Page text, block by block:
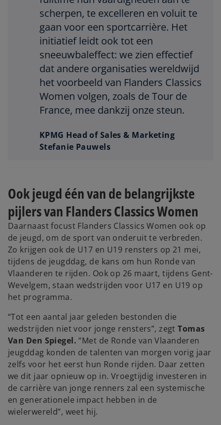
scherpen, te excelleren en voluit te
gaan voor een sportcarrière. Het
initiatief leidt ook tot een
sneeuwbaleffect: we zien effectief
dat andere organisaties wereldwijd
het voorbeeld van Flanders Classics
Women volgen, zoals de Tour de
France, mee dankzij onze steun.
KPMG Head of Sales & Marketing
Stefanie Pauwels
Ook jeugd één van de belangrijkste
pijlers van Flanders Classics Women
Daarnaast focust Flanders Classics Women ook op
de jeugd, om de sport van onderuit te verbreden.
Zo krijgen ook de U17 en U19 rensters op 21 mei,
tijdens de jeugddag, de kans om hun Ronde van
Vlaanderen te rijden. Ook op 26 maart, tijdens Gent-
Wevelgem, staan wedstrijden voor U17 en U19 op
het programma.
“Tot een aantal jaar geleden bestonden die
wedstrijden niet voor jonge rensters”, zegtTomas
Van Den Spiegel. “Met de Ronde van Vlaanderen
jeugddag konden de talenten van morgen vorig jaar
zelfs voor het eerst hun Ronde rijden. Daar zetten
we dit jaar opnieuw op in. Vroegtijdig investeren in
de carrière van jonge renners zal een systemische
en generationele impact hebben in de
wielerwereld”, weet hij.